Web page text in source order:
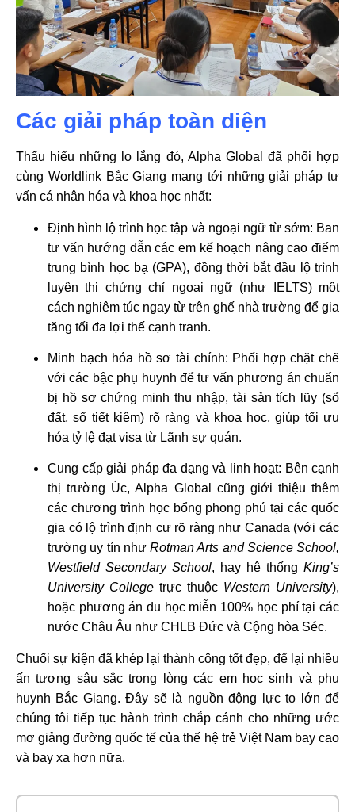
Các giải pháp toàn diện
Thấu hiểu những lo lắng đó, Alpha Global đã phối hợp
cùng Worldlink Bắc Giang mang tới những giải pháp tư
vấn cá nhân hóa và khoa học nhất:
Định hình lộ trình học tập và ngoại ngữ từ sớm: Ban
tư vấn hướng dẫn các em kế hoạch nâng cao điểm
trung bình học bạ (GPA), đồng thời bắt đầu lộ trình
luyện thi chứng chỉ ngoại ngữ (như IELTS) một
cách nghiêm túc ngay từ trên ghế nhà trường để gia
tăng tối đa lợi thế cạnh tranh.
Minh bạch hóa hồ sơ tài chính: Phối hợp chặt chẽ
với các bậc phụ huynh để tư vấn phương án chuẩn
bị hồ sơ chứng minh thu nhập, tài sản tích lũy (sổ
đất, sổ tiết kiệm) rõ ràng và khoa học, giúp tối ưu
hóa tỷ lệ đạt visa từ Lãnh sự quán.
Cung cấp giải pháp đa dạng và linh hoạt: Bên cạnh
thị trường Úc, Alpha Global cũng giới thiệu thêm
các chương trình học bổng phong phú tại các quốc
gia có lộ trình định cư rõ ràng như Canada (với các
trường uy tín như Rotman Arts and Science School,
Westfield Secondary School, hay hệ thống King’s
University College trực thuộc Western University),
hoặc phương án du học miễn 100% học phí tại các
nước Châu Âu như CHLB Đức và Cộng hòa Séc.
Chuối sự kiện đã khép lại thành công tốt đẹp, để lại nhiều
ấn tượng sâu sắc trong lòng các em học sinh và phụ
huynh Bắc Giang. Đây sẽ là nguồn động lực to lớn để
chúng tôi tiếp tục hành trình chắp cánh cho những ước
mơ giảng đường quốc tế của thế hệ trẻ Việt Nam bay cao
và bay xa hơn nữa.